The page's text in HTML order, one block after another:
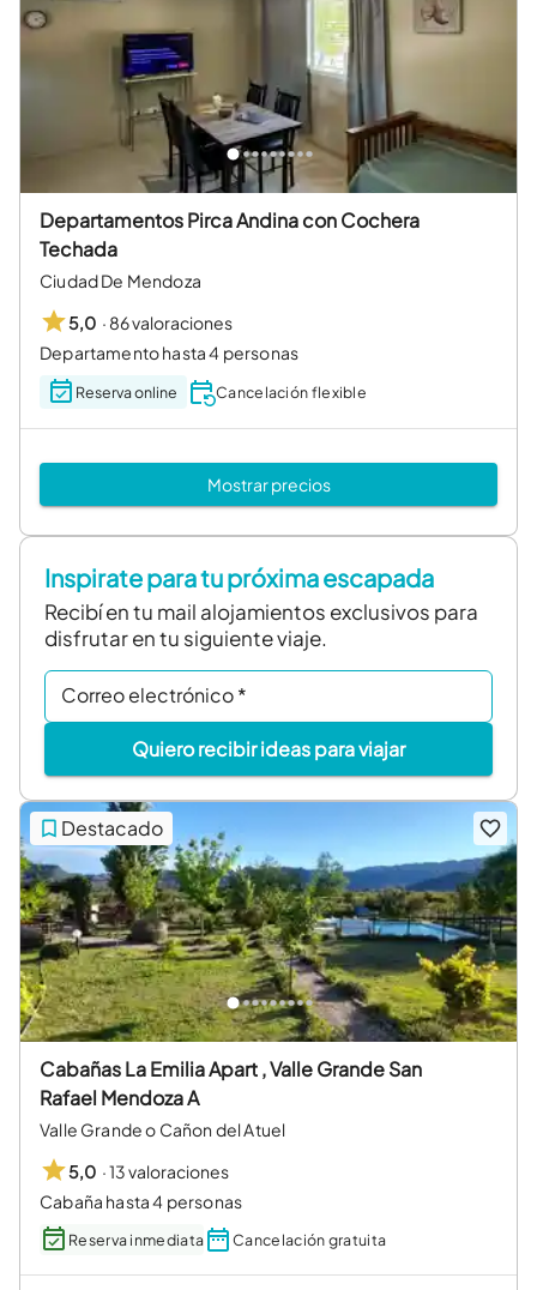
Departamentos Pirca Andina con Cochera
Techada
Ciudad De Mendoza
5,0 · 86 valoraciones
Departamento hasta 4 personas
Reserva online Cancelación flexible
Mostrar precios
Inspirate para tu próxima escapada
Recibí en tu mail alojamientos exclusivos para
disfrutar en tu siguiente viaje.
Correo electrónico*
Quiero recibir ideas para viajar
Destacado
Cabañas La Emilia Apart , Valle Grande San
Rafael Mendoza A
Valle Grande o Cañon del Atuel
5,0 ·13 valoraciones
Cabaña hasta 4 personas
Reserva inmediata Cancelación gratuita